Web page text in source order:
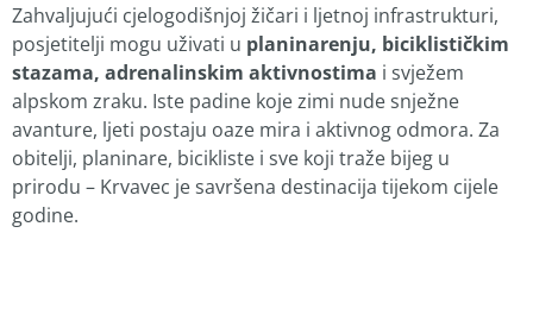
Zahvaljujući cjelogodišnjoj žičari i ljetnoj infrastrukturi,
posjetitelji mogu uživati u planinarenju, biciklističkim
stazama, adrenalinskim aktivnostima i svježem
alpskom zraku. Iste padine koje zimi nude snježne
avanture, ljeti postaju oaze mira i aktivnog odmora. Za
obitelji, planinare, bicikliste i sve koji traže bijeg u
prirodu – Krvavec je savršena destinacija tijekom cijele
godine.